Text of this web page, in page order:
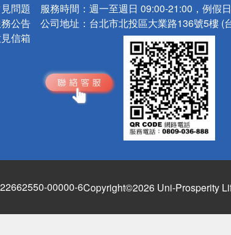
問題
公告
信箱
服務時間： 週一至週日 09:00-21:00，例假
公司地址： 台北市北投區大業路136號5樓 (
00000-6Copyright©2026 Uni-Prosperity